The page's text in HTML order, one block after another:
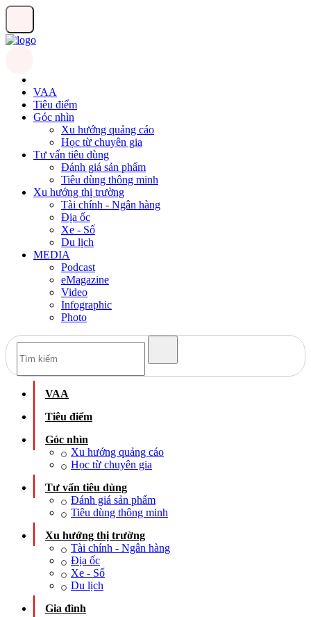
VAA
Tiêu điểm
Góc nhìn
Xu hướng quảng cáo
Học từ chuyên gia
Tư vấn tiêu dùng
Đánh giá sản phẩm
Tiêu dùng thông minh
Xu hướng thị trường
Tài chính - Ngân hàng
Địa ốc
Xe - Số
Du lịch
MEDIA
Podcast
eMagazine
Video
Infographic
Photo
VAA
Tiêu điểm
Góc nhìn
Xu hướng quảng cáo
Học từ chuyên gia
Tư vấn tiêu dùng
Đánh giá sản phẩm
Tiêu dùng thông minh
Xu hướng thị trường
Tài chính - Ngân hàng
Địa ốc
Xe - Số
Du lịch
Gia đình